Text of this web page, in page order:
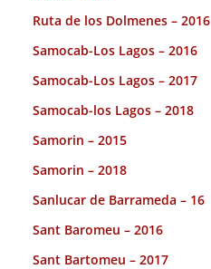
Ruta de los Dolmenes – 2016
Samocab-Los Lagos – 2016
Samocab-Los Lagos – 2017
Samocab-los Lagos – 2018
Samorin – 2015
Samorin – 2018
Sanlucar de Barrameda – 16
Sant Baromeu – 2016
Sant Bartomeu – 2017